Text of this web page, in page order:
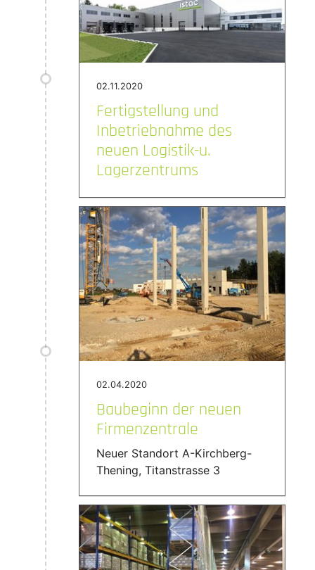
02.11.2020
Fertigstellung und
Inbetriebnahme des
neuen Logistik-u.
Lagerzentrums
02.04.2020
Baubeginn der neuen
Firmenzentrale
Neuer Standort A-Kirchberg-
Thening, Titanstrasse 3